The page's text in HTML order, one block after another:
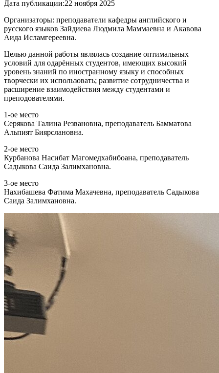
Дата публикации:22 ноября 2025
Организаторы: преподаватели кафедры английского и
русского языков Зайдиева Людмила Маммаевна и Акавова
Аида Исламгереевна.
Целью данной работы являлась создание оптимальных
условий для одарённых студентов, имеющих высокий
уровень знаний по иностранному языку и способных
творчески их использовать; развитие сотрудничества и
расширение взаимодействия между студентами и
преподователями.
1-ое место
Серякова Талина Резвановна, преподаватель Бамматова
Альпият Биярслановна.
2-ое место
Курбанова Насибат Магомедхабибоана, преподаватель
Садыкова Саида Залимхановна.
3-ое место
Нахибашева Фатима Махачевна, преподаватель Садыкова
Саида Залимхановна.